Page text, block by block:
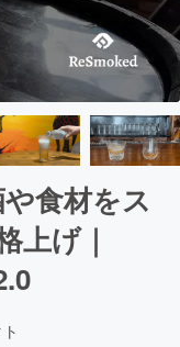
食材をス
上げ｜